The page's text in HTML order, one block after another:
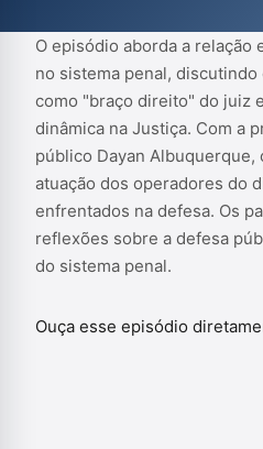
O episódio aborda a
no sistema penal,
como "braço direito" do juiz
dinâmica na Justiça. Com a
público Dayan Albuquerque,
atuação dos operadores do
enfrentados na defesa. Os
reflexões sobre a defesa
do sistema penal.
Ouça esse episódio